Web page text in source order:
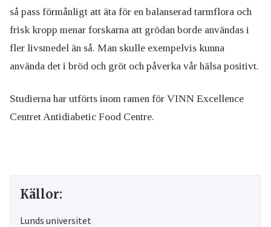
så pass förmånligt att äta för en balanserad tarmflora och
frisk kropp menar forskarna att grödan borde användas i
fler livsmedel än så. Man skulle exempelvis kunna
använda det i bröd och gröt och påverka vår hälsa positivt.
Studierna har utförts inom ramen för VINN Excellence
Centret Antidiabetic Food Centre.
Källor:
Lunds universitet